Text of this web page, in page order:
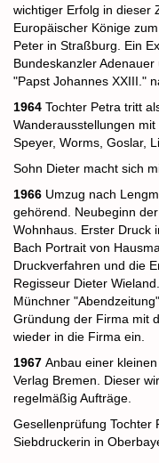
wichtiger Erfolg in dieser
Europäischer Könige
Peter in Straßburg. Ein
Bundeskanzler Adenauer
"Papst Johannes XXIII."
1964 Tochter Petra tritt
Wanderausstellungen
Speyer, Worms, Goslar,
Sohn Dieter macht sich
1966 Umzug nach
gehörend. Neubeginn
Wohnhaus. Erster Druck
Bach Portrait von
Druckverfahren und die
Regisseur Dieter
Münchner
Gründung der Firma mit
wieder in die Firma ein.
1967 Anbau einer
Verlag Bremen. Dieser
regelmäßig Aufträge.
Gesellenprüfung Tochter
Siebdruckerin in